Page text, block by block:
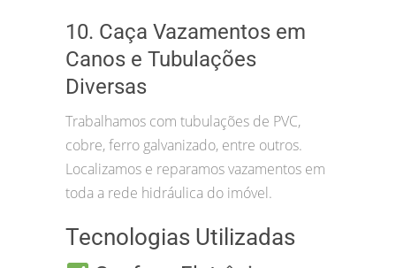
10. Caça Vazamentos em
Canos e Tubulações
Diversas
Trabalhamos com tubulações de PVC,
cobre, ferro galvanizado, entre outros.
Localizamos e reparamos vazamentos em
toda a rede hidráulica do imóvel.
Tecnologias Utilizadas